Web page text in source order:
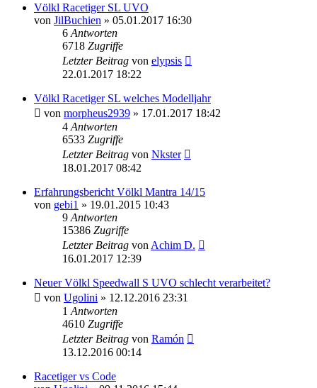
Völkl Racetiger SL UVO
von JilBuchien » 05.01.2017 16:30
6 Antworten
6718 Zugriffe
Letzter Beitrag von elypsis
22.01.2017 18:22
Völkl Racetiger SL welches Modelljahr
von morpheus2939 » 17.01.2017 18:42
4 Antworten
6533 Zugriffe
Letzter Beitrag von Nkster
18.01.2017 08:42
Erfahrungsbericht Völkl Mantra 14/15
von gebi1 » 19.01.2015 10:43
9 Antworten
15386 Zugriffe
Letzter Beitrag von Achim D.
16.01.2017 12:39
Neuer Völkl Speedwall S UVO schlecht verarbeitet?
von Ugolini » 12.12.2016 23:31
1 Antworten
4610 Zugriffe
Letzter Beitrag von Ramón
13.12.2016 00:14
Racetiger vs Code